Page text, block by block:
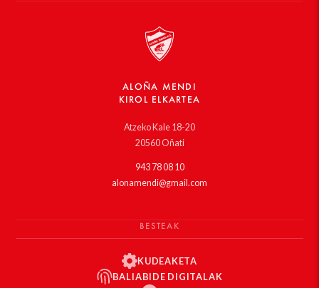
ALOÑA MENDI
KIROL ELKARTEA
Atzeko Kale 18-20
20560 Oñati
943 78 08 10
alonamendi@gmail.com
BESTEAK
KUDEAKETA
BALIABIDE DIGITALAK